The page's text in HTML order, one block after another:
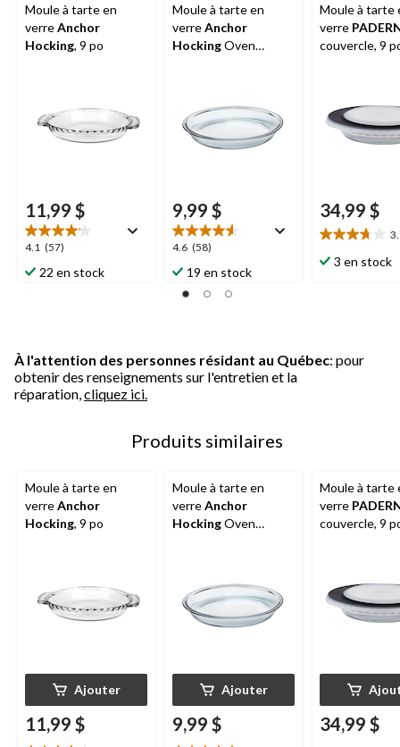
Moule à tarte en
verreAnchor
Hocking, 9 po
11,99 $
4.1 (57)
4.1
étoile(s)
sur
22 en stock
Moule à tarte en
verreAnchor
HockingOven
9,99 $
4.6 (58)
4.6
étoile(s)
sur
5.
19 en stock
Moule à tarte
verre
couvercle, 9
34,99 $
3.7
étoile(s)
3 en stock
À l'attention des personnes résidant au Québec: pour
obtenir des renseignements sur l'entretien et la
réparation, cliquez ici.
Produits similaires
Moule à tarte en
verreAnchor
Hocking, 9 po
Ajouter
11,99 $
Moule à tarte en
verreAnchor
HockingOven
Ajouter
9,99 $
Moule à tarte
verre
couvercle, 9
34,99 $